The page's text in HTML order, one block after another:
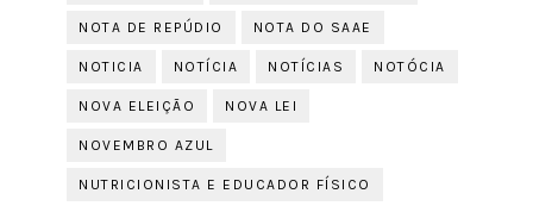
NOTA DE REPÚDIO NOTA DO SAAE
NOTICIA NOTÍCIA NOTÍCIAS NOTÓCIA
NOVA ELEIÇÃO NOVA LEI
NOVEMBRO AZUL
NUTRICIONISTA E EDUCADOR FÍSICO